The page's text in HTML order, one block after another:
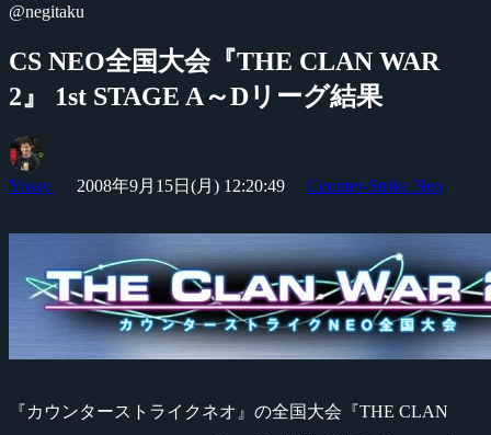
@negitaku
CS NEO全国大会『THE CLAN WAR
2』 1st STAGE A～Dリーグ結果
Yossy 2008年9月15日(月) 12:20:49 Counter-Strike Neo
『カウンターストライクネオ』の全国大会『THE CLAN